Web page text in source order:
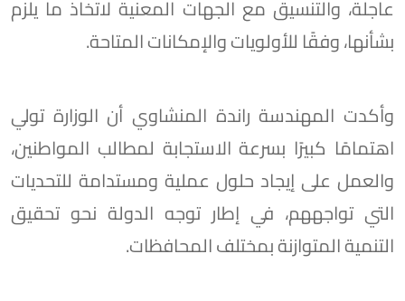
عاجلة، والتنسيق مع الجهات المعنية لاتخاذ ما يلزم
بشأنها، وفقًا للأولويات والإمكانات المتاحة.
وأكدت المهندسة راندة المنشاوي أن الوزارة تولي
اهتمامًا كبيرًا بسرعة الاستجابة لمطالب المواطنين،
والعمل على إيجاد حلول عملية ومستدامة للتحديات
التي تواجههم، في إطار توجه الدولة نحو تحقيق
التنمية المتوازنة بمختلف المحافظات.